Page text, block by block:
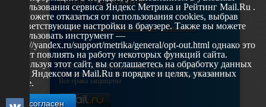
МАУ МП МЦ "Школа Ямолод. Ноябрьск"
©2005 – 2026, Официальный сайт управления
молодежной политики Администрации города Ноябрьск
Все права защищены
использования сервиса Яндекс Метрика и Рейтинг Mail.Ru .
Вы можете отказаться от использования cookies, выбрав
соответствующие настройки в браузере. Также вы можете
использовать инструмент —
https://yandex.ru/support/metrika/general/opt-out.html однако это
может повлиять на работу некоторых функций сайта.
Используя этот сайт, вы соглашаетесь на обработку данных
о вас Яндексом и Mail.Ru в порядке и целях, указанных
выше.
Я согласен